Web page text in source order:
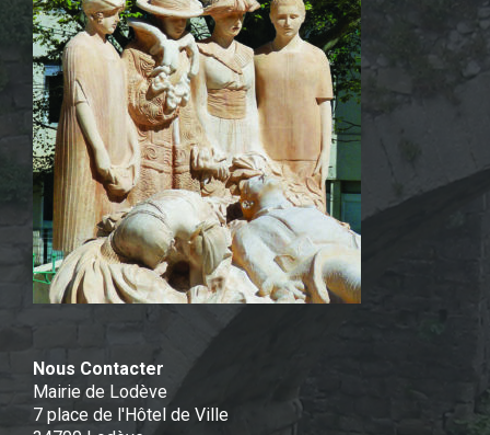
Nous Contacter
Mairie de Lodève
7 place de l'Hôtel de Ville